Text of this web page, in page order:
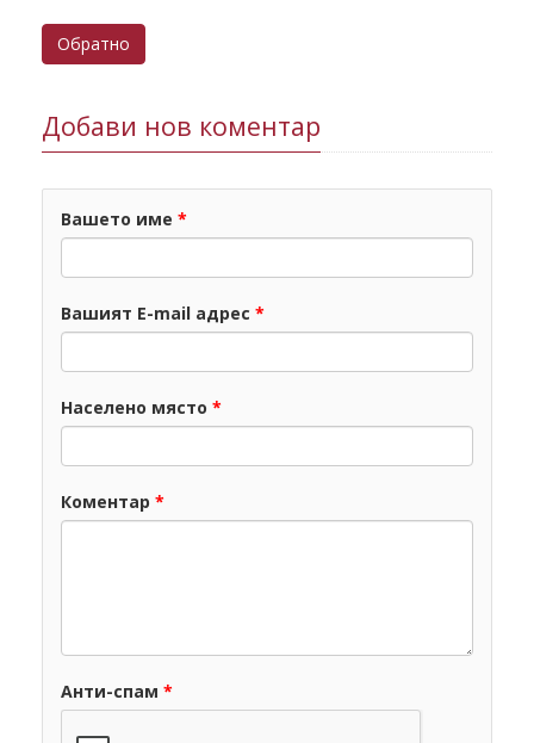
Обратно
Добави нов коментар
Вашето име *
Вашият E-mail адрес *
Населено място *
Коментар *
Анти-спам *